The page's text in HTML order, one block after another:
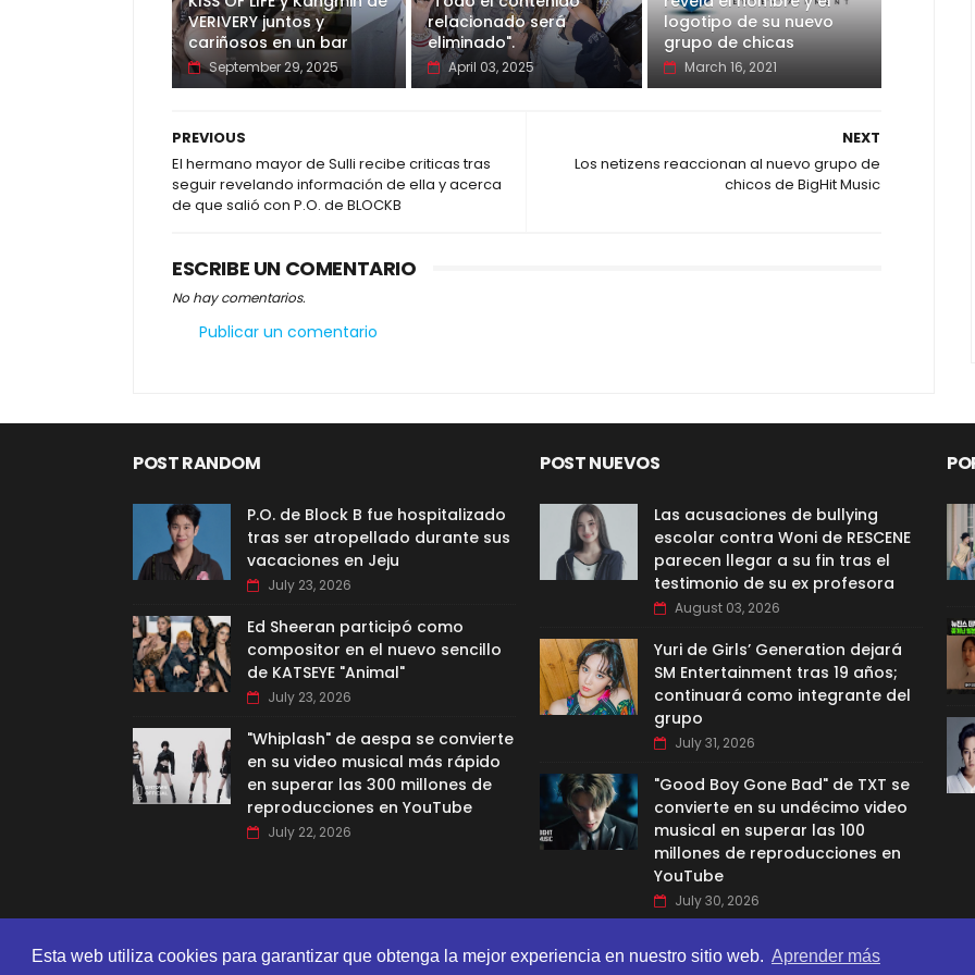
Esta web utiliza cookies para garantizar que obtenga la mejor experiencia en nuestro sitio web. Aprender más
VERIVERY juntos y
cariñosos en un bar
September 29, 2025
relacionado será
eliminado".
April 03, 2025
logotipo de su nuevo
grupo de chicas
March 16, 2021
NEXT
Los netizens reaccionan al nuevo grupo de
chicos de BigHit Music
PREVIOUS
El hermano mayor de Sulli recibe criticas tras
seguir revelando información de ella y acerca
de que salió con P.O. de BLOCKB
ESCRIBE UN COMENTARIO
No hay comentarios.
Publicar un comentario
POST RANDOM
P.O. de Block B fue hospitalizado
tras ser atropellado durante sus
vacaciones en Jeju
July 23, 2026
Ed Sheeran participó como
compositor en el nuevo sencillo
de KATSEYE "Animal"
July 23, 2026
"Whiplash" de aespa se convierte
en su video musical más rápido
en superar las 300 millones de
reproducciones en YouTube
July 22, 2026
POST NUEVOS
Las acusaciones de bullying
escolar contra Woni de RESCENE
parecen llegar a su fin tras el
testimonio de su ex profesora
August 03, 2026
Yuri de Girls’ Generation dejará
SM Entertainment tras 19 años;
continuará como integrante del
grupo
July 31, 2026
"Good Boy Gone Bad" de TXT se
convierte en su undécimo video
musical en superar las 100
millones de reproducciones en
YouTube
July 30, 2026
SORATEMPLATES | DISTRIBUTED BY GOOYAABI TEMPLATES